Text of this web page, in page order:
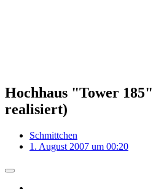
Hochhaus "Tower 185"
realisiert)
Schmittchen
1. August 2007 um 00:20